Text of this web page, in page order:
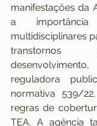
manifestações da
a
multidisciplinares
reguladora
normativa 539/
regras de
TEA. A agência